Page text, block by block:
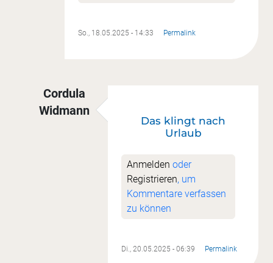
So., 18.05.2025 - 14:33 Permalink
Cordula
Widmann
Lieben Danke für den Tipp
Das klingt nach
Urlaub
Anmelden oder
Registrieren, um
Kommentare verfassen
zu können
Di., 20.05.2025 - 06:39 Permalink